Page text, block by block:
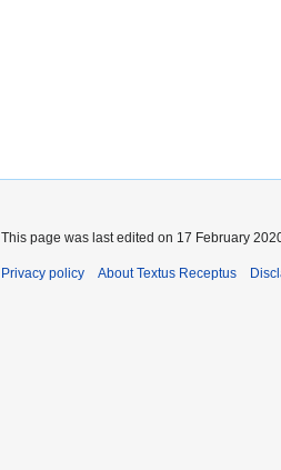
This page was last edited on 17 February
Privacy policy About Textus Receptus